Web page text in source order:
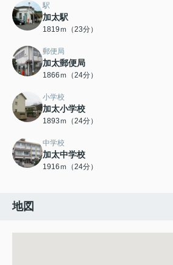
駅
加太駅
1819ｍ（23分）
郵便局
加太郵便局
1866ｍ（24分）
小学校
加太小学校
1893ｍ（24分）
中学校
加太中学校
1916ｍ（24分）
地図